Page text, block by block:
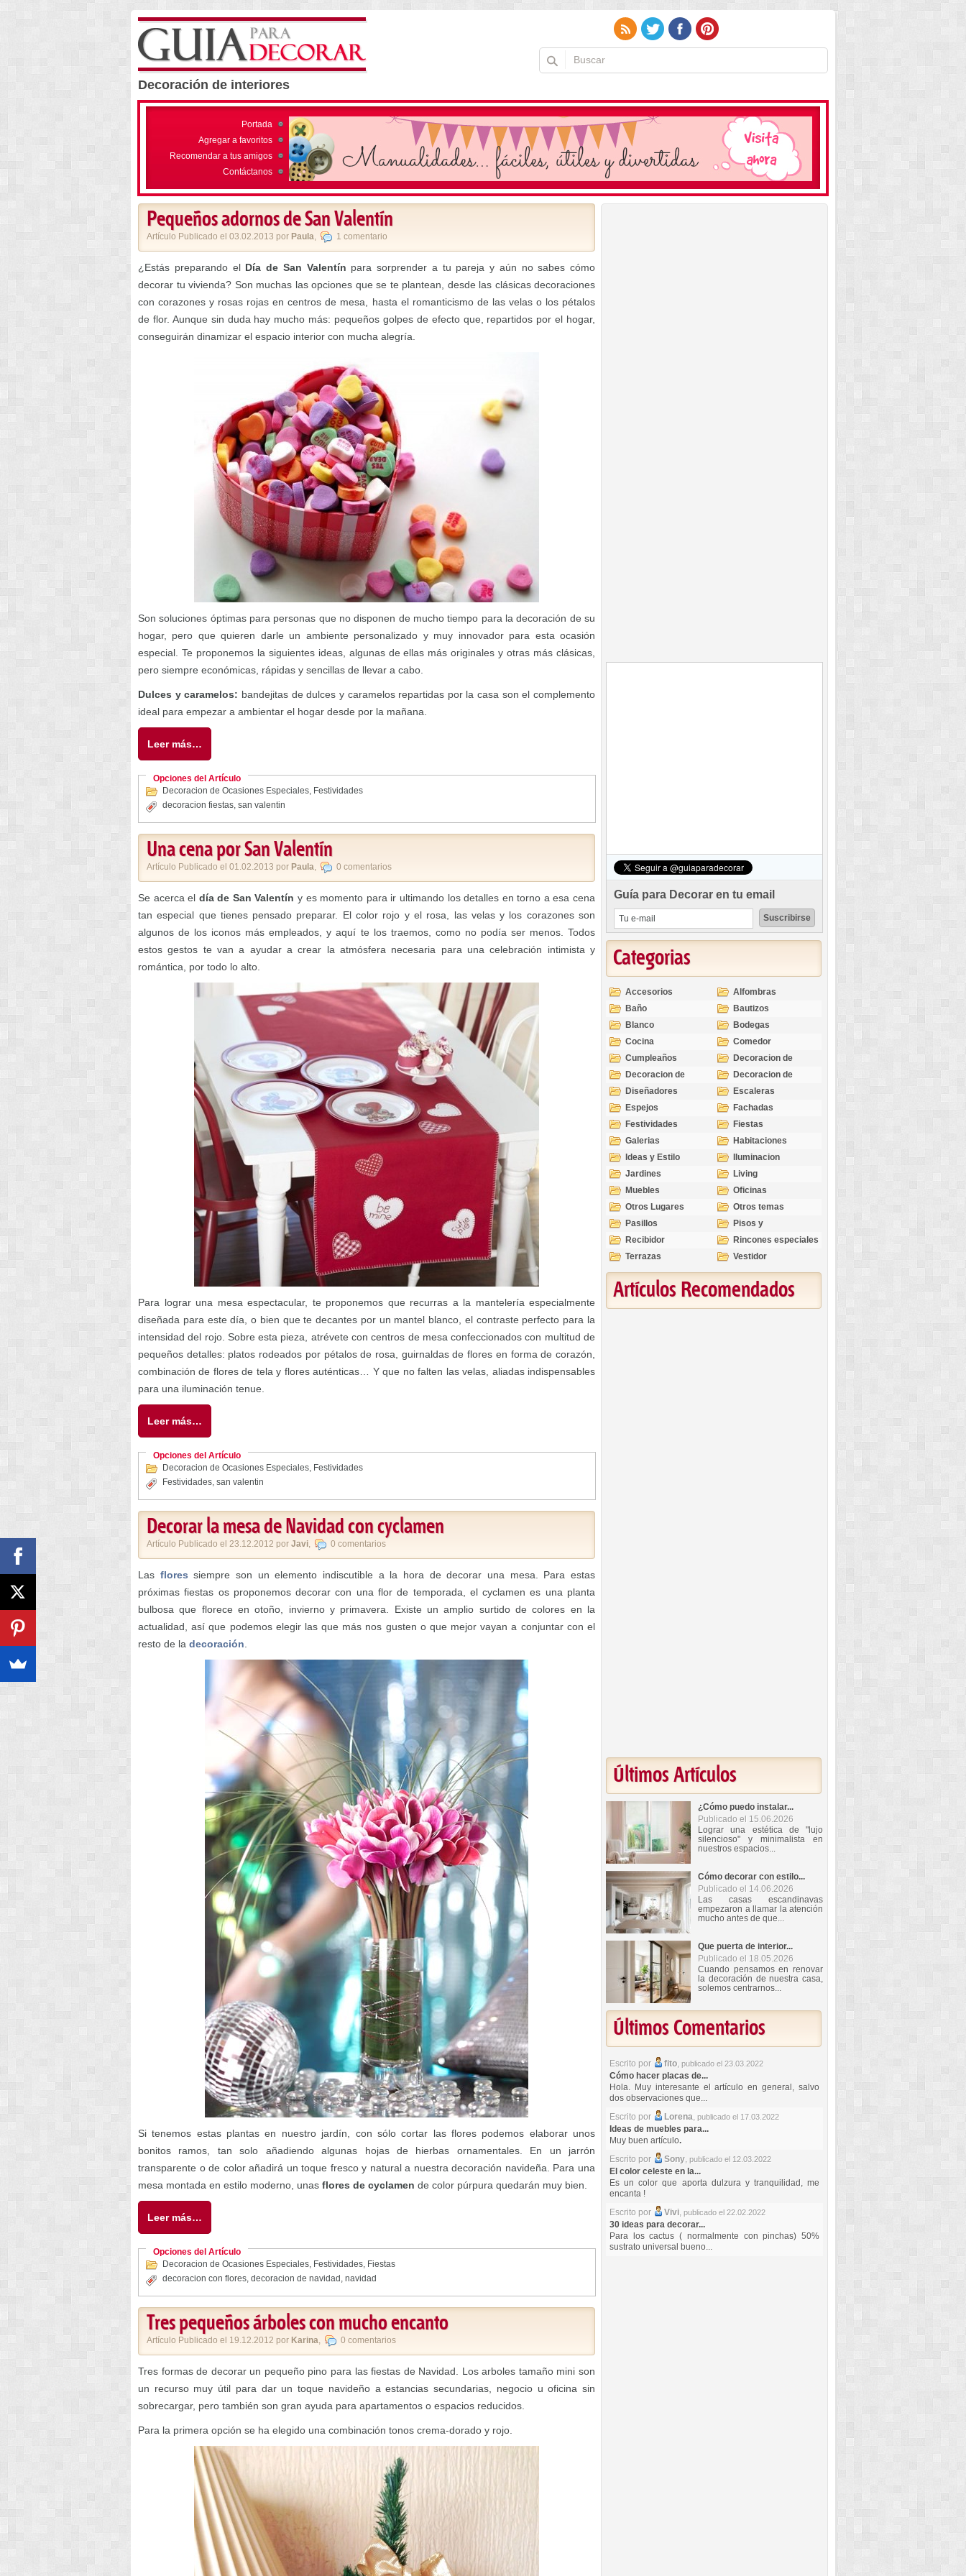
Decoración de interiores
Portada
Agregar a favoritos
Recomendar a tus amigos
Contáctanos
Pequeños adornos de San Valentín
Artículo Publicado el 03.02.2013 por Paula, 1 comentario
¿Estás preparando el Día de San Valentín para sorprender a tu pareja y aún no sabes cómo
decorar tu vivienda? Son muchas las opciones que se te plantean, desde las clásicas decoraciones
con corazones y rosas rojas en centros de mesa, hasta el romanticismo de las velas o los pétalos
de flor. Aunque sin duda hay mucho más: pequeños golpes de efecto que, repartidos por el hogar,
conseguirán dinamizar el espacio interior con mucha alegría.
Son soluciones óptimas para personas que no disponen de mucho tiempo para la decoración de su
hogar, pero que quieren darle un ambiente personalizado y muy innovador para esta ocasión
especial. Te proponemos la siguientes ideas, algunas de ellas más originales y otras más clásicas,
pero siempre económicas, rápidas y sencillas de llevar a cabo.
Dulces y caramelos: bandejitas de dulces y caramelos repartidas por la casa son el complemento
ideal para empezar a ambientar el hogar desde por la mañana.
Leer más…
Opciones del Artículo
Decoracion de Ocasiones Especiales, Festividades
decoracion fiestas, san valentin
Una cena por San Valentín
Artículo Publicado el 01.02.2013 por Paula, 0 comentarios
Se acerca el día de San Valentín y es momento para ir ultimando los detalles en torno a esa cena
tan especial que tienes pensado preparar. El color rojo y el rosa, las velas y los corazones son
algunos de los iconos más empleados, y aquí te los traemos, como no podía ser menos. Todos
estos gestos te van a ayudar a crear la atmósfera necesaria para una celebración intimista y
romántica, por todo lo alto.
Para lograr una mesa espectacular, te proponemos que recurras a la mantelería especialmente
diseñada para este día, o bien que te decantes por un mantel blanco, el contraste perfecto para la
intensidad del rojo. Sobre esta pieza, atrévete con centros de mesa confeccionados con multitud de
pequeños detalles: platos rodeados por pétalos de rosa, guirnaldas de flores en forma de corazón,
combinación de flores de tela y flores auténticas… Y que no falten las velas, aliadas indispensables
para una iluminación tenue.
Leer más…
Opciones del Artículo
Decoracion de Ocasiones Especiales, Festividades
Festividades, san valentin
Decorar la mesa de Navidad con cyclamen
Artículo Publicado el 23.12.2012 por Javi, 0 comentarios
Las flores siempre son un elemento indiscutible a la hora de decorar una mesa. Para estas
próximas fiestas os proponemos decorar con una flor de temporada, el cyclamen es una planta
bulbosa que florece en otoño, invierno y primavera. Existe un amplio surtido de colores en la
actualidad, así que podemos elegir las que más nos gusten o que mejor vayan a conjuntar con el
resto de la decoración
Si tenemos estas plantas en nuestro jardín, con sólo cortar las flores podemos elaborar unos
bonitos ramos, tan solo añadiendo algunas hojas de hierbas ornamentales. En un jarrón
transparente o de color añadirá un toque fresco y natural a nuestra decoración navideña. Para una
mesa montada en estilo moderno, unas flores de cyclamen de color púrpura quedarán muy bien.
Leer más…
Opciones del Artículo
Decoracion de Ocasiones Especiales, Festividades, Fiestas
decoracion con flores, decoracion de navidad , navidad
Tres pequeños árboles con mucho encanto
Artículo Publicado el 19.12.2012 por Karina, 0 comentarios
Tres formas de decorar un pequeño pino para las fiestas de Navidad. Los arboles tamaño mini son
un recurso muy útil para dar un toque navideño a estancias secundarias, negocio u oficina sin
sobrecargar, pero también son gran ayuda para apartamentos o espacios reducidos.
Para la primera opción se ha elegido una combinación tonos crema-dorado y rojo.
Guía para Decorar en tu email
Categorias
Accesorios
Alfombras
Baño
Bautizos
Blanco
Bodegas
Cocina
Comedor
Cumpleaños
Decoracion de
Exteriores
Decoracion de
Interiores
Decoracion de
Ocasiones
Diseñadores
Escaleras
Espejos
Fachadas
Festividades
Fiestas
Galerias
Habitaciones
Ideas y Estilo
Iluminacion
Jardines
Living
Muebles
Oficinas
Otros Lugares
Otros temas
Pasillos
Pisos y
revestimientos
Recibidor
Rincones especiales
Terrazas
Vestidor
Artículos Recomendados
Últimos Artículos
¿Cómo puedo instalar...
Publicado el 15.06.2026
Lograr una estética de "lujo
silencioso" y minimalista en
nuestros espacios...
Cómo decorar con estilo...
Publicado el 14.06.2026
Las casas escandinavas
empezaron a llamar la atención
mucho antes de que...
Que puerta de interior...
Publicado el 18.05.2026
Cuando pensamos en renovar
la decoración de nuestra casa,
solemos centrarnos...
Últimos Comentarios
Escrito por fito, publicado el 23.03.2022
Cómo hacer placas de...
Hola. Muy interesante el artículo en general, salvo
dos observaciones que...
Escrito por
Lorena, publicado el 17.03.2022
Ideas de muebles para...
Muy buen artículo.
Escrito por
Sony, publicado el 12.03.2022
El color celeste en la...
Es un color que aporta dulzura y tranquilidad, me
encanta !
Escrito por
Vivi, publicado el 22.02.2022
30 ideas para decorar...
Para los cactus ( normalmente con pinchas) 50%
sustrato universal bueno...